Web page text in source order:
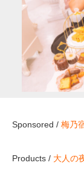
Sponsored / 梅乃
Products / 大人の